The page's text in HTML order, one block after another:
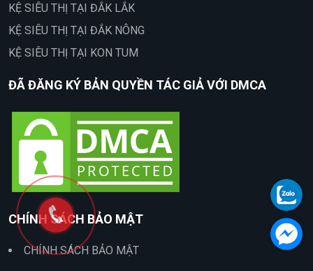
KỆ SIÊU THỊ TẠI ĐẮK LẮK
KỆ SIÊU THỊ TẠI ĐẮK NÔNG
KỆ SIÊU THỊ TẠI KON TUM
ĐÃ ĐĂNG KÝ BẢN QUYỀN TÁC GIẢ VỚI DMCA
CHÍNH SÁCH BẢO MẬT
CHÍNH SÁCH BẢO MẬT